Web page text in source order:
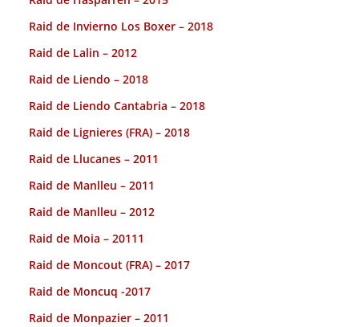
Raid de Invierno Los Boxer – 2018
Raid de Lalin – 2012
Raid de Liendo – 2018
Raid de Liendo Cantabria – 2018
Raid de Lignieres (FRA) – 2018
Raid de Llucanes – 2011
Raid de Manlleu – 2011
Raid de Manlleu – 2012
Raid de Moia – 20111
Raid de Moncout (FRA) – 2017
Raid de Moncuq -2017
Raid de Monpazier – 2011